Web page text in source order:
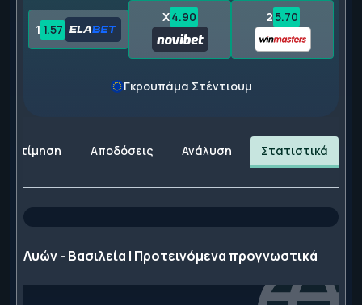
1 1.57
X4.90 25.70
Γκρουπάμα Στέντιουμ
Εκτίμηση Αποδόσεις Ανάλυση Στατιστικά
Λυών - Βασιλεία | Προτεινόμενα προγνωστικά